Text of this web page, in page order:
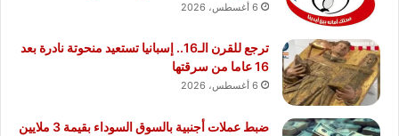
6 أغسطس، 2026
ترجع للقرن الـ16.. إسبانيا تستعيد منحوتة نادرة بعد
16 عاما من سرقتها
6 أغسطس، 2026
ضبط عملات أجنبية بالسوق السوداء بقيمة 3 ملايين